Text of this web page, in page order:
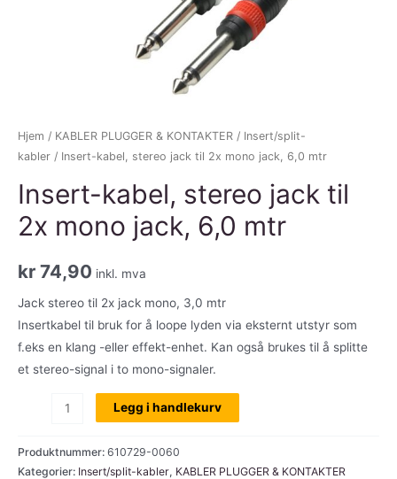
Hjem / KABLER PLUGGER & KONTAKTER / Insert/split-
kabler / Insert-kabel, stereo jack til 2x mono jack, 6,0 mtr
Insert-kabel, stereo jack til
2x mono jack, 6,0 mtr
kr 74,90 inkl. mva
Jack stereo til 2x jack mono, 3,0 mtr
Insertkabel til bruk for å loope lyden via eksternt utstyr som
f.eks en klang -eller effekt-enhet. Kan også brukes til å splitte
et stereo-signal i to mono-signaler.
stereo
jack
Legg i handlekurv
Produktnummer: 610729-0060
Kategorier: Insert/split-kabler, KABLER PLUGGER & KONTAKTER